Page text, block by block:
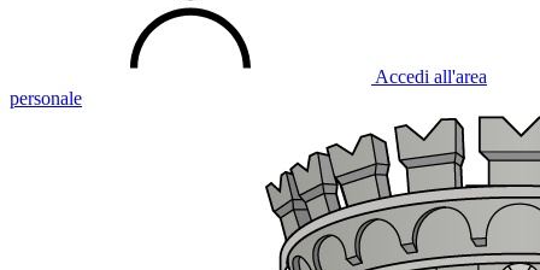
Accedi all'area
personale